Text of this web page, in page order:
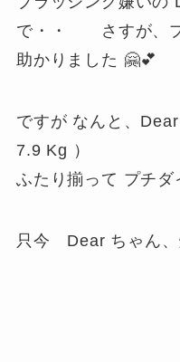
で・・ さすが
助かりました 🤗💕
ですが なんと、
7.9 Kg ）
ふたり揃って プチダ
只今 Dear ちゃん